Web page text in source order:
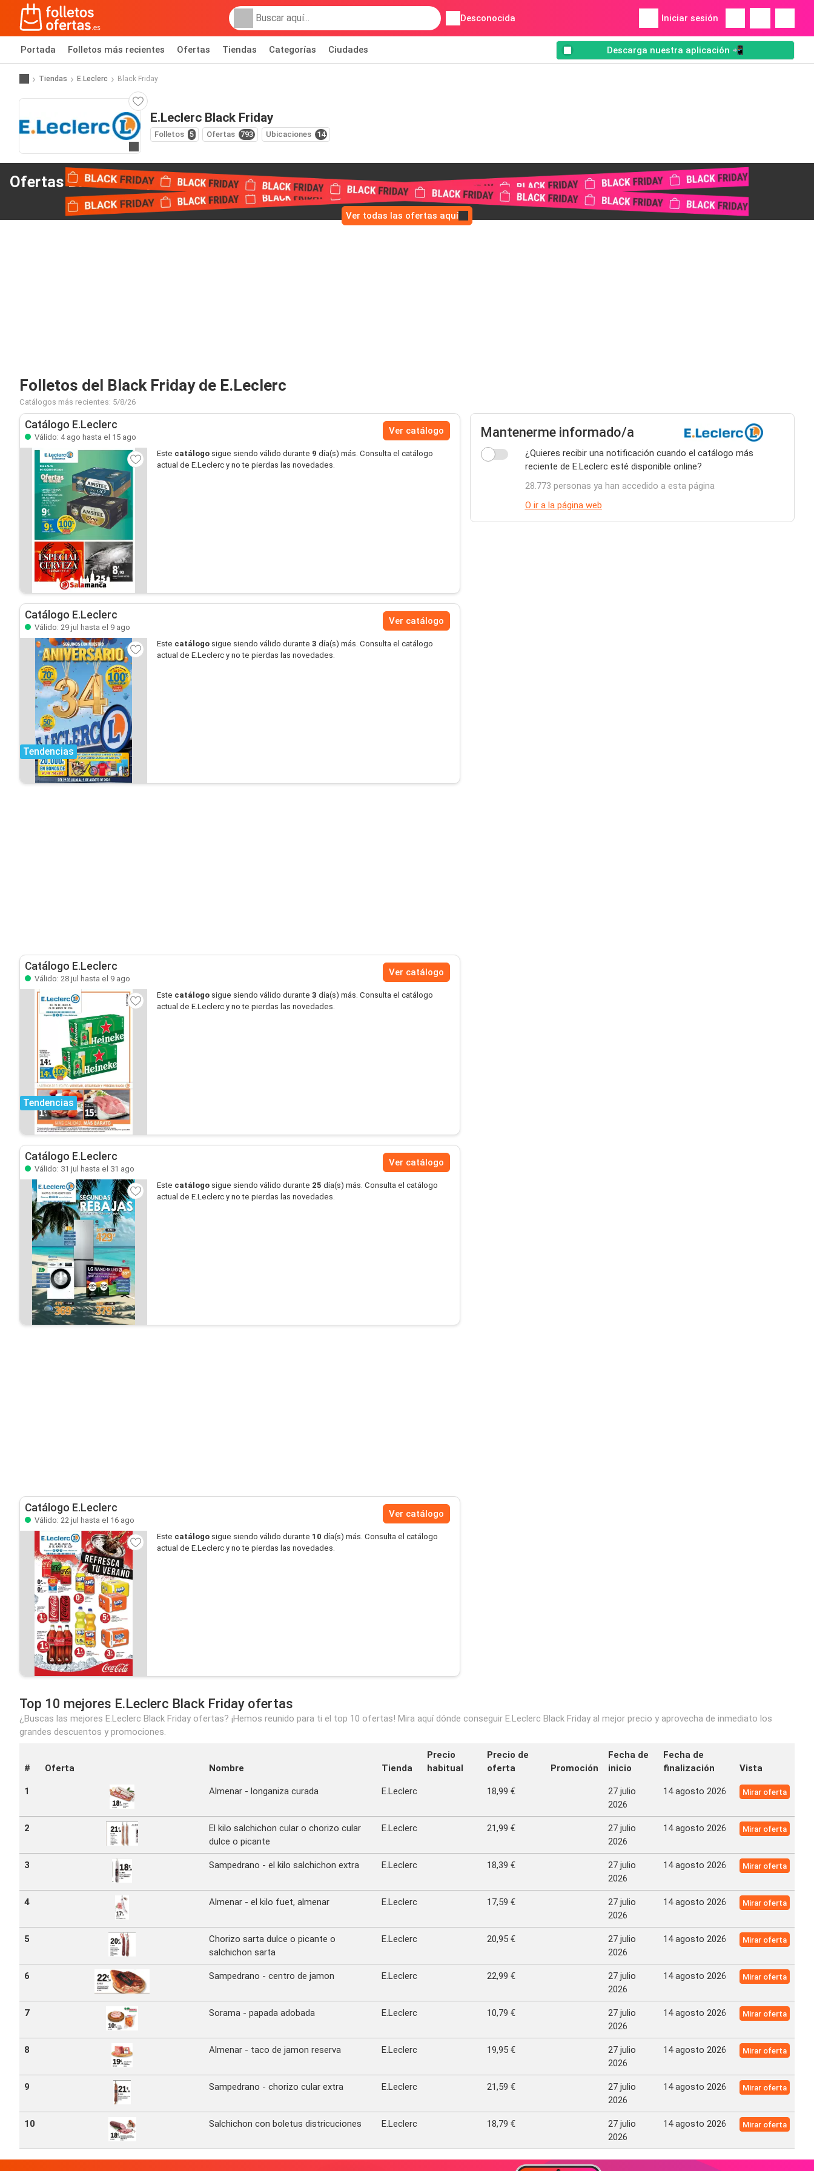
Desconocida Iniciar sesión
Portada Folletos más recientes Ofertas Tiendas Categorías Ciudades Descarga nuestra aplicación 📲
Tiendas E.Leclerc Black Friday
E.Leclerc Black Friday
Folletos 5 Ofertas 793 Ubicaciones 14
Ofertas Black Friday de E.Leclerc
Ver todas las ofertas aquí
Folletos del Black Friday de E.Leclerc
Catálogos más recientes: 5/8/26
Catálogo E.Leclerc
Válido: 4 ago hasta el 15 ago
Ver catálogo
Este catálogo sigue siendo válido durante 9 día(s) más. Consulta el catálogo
actual de E.Leclerc y no te pierdas las novedades.
Catálogo E.Leclerc
Válido: 29 jul hasta el 9 ago
Ver catálogo
Tendencias
Este catálogo sigue siendo válido durante 3 día(s) más. Consulta el catálogo
actual de E.Leclerc y no te pierdas las novedades.
Catálogo E.Leclerc
Válido: 28 jul hasta el 9 ago
Ver catálogo
Tendencias
Este catálogo sigue siendo válido durante 3 día(s) más. Consulta el catálogo
actual de E.Leclerc y no te pierdas las novedades.
Catálogo E.Leclerc
Válido: 31 jul hasta el 31 ago
Ver catálogo
Este catálogo sigue siendo válido durante 25 día(s) más. Consulta el catálogo
actual de E.Leclerc y no te pierdas las novedades.
Catálogo E.Leclerc
Válido: 22 jul hasta el 16 ago
Ver catálogo
Este catálogo sigue siendo válido durante 10 día(s) más. Consulta el catálogo
actual de E.Leclerc y no te pierdas las novedades.
Mantenerme informado/a
¿Quieres recibir una notificación cuando el catálogo más
reciente de E.Leclerc esté disponible online?
28.773 personas ya han accedido a esta página
O ir a la página web
Top 10 mejores E.Leclerc Black Friday ofertas
¿Buscas las mejores E.Leclerc Black Friday ofertas? ¡Hemos reunido para ti el top 10 ofertas! Mira aquí dónde conseguir E.Leclerc Black Friday al mejor precio y aprovecha de inmediato los
grandes descuentos y promociones.
# Oferta Nombre Tienda
Precio
habitual
Precio de
oferta
Promoción
Fecha de
inicio
Fecha de
finalización
Vista
1 Almenar - longaniza curada E.Leclerc 18,99 €
27 julio
2026
14 agosto 2026 Mirar oferta
2
El kilo salchichon cular o chorizo cular
dulce o picante
E.Leclerc 21,99 €
27 julio
2026
14 agosto 2026 Mirar oferta
3 Sampedrano - el kilo salchichon extra E.Leclerc 18,39 €
27 julio
2026
14 agosto 2026 Mirar oferta
4 Almenar - el kilo fuet, almenar E.Leclerc 17,59 €
27 julio
2026
14 agosto 2026 Mirar oferta
5
Chorizo sarta dulce o picante o
salchichon sarta
E.Leclerc 20,95 €
27 julio
2026
14 agosto 2026 Mirar oferta
6 Sampedrano - centro de jamon E.Leclerc 22,99 €
27 julio
2026
14 agosto 2026 Mirar oferta
7 Sorama - papada adobada E.Leclerc 10,79 €
27 julio
2026
14 agosto 2026 Mirar oferta
8 Almenar - taco de jamon reserva E.Leclerc 19,95 €
27 julio
2026
14 agosto 2026 Mirar oferta
9 Sampedrano - chorizo cular extra E.Leclerc 21,59 €
27 julio
2026
14 agosto 2026 Mirar oferta
10 Salchichon con boletus districuciones E.Leclerc 18,79 €
27 julio
2026
14 agosto 2026 Mirar oferta